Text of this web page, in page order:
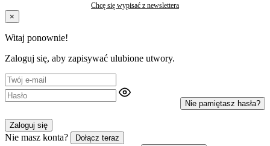
Chcę się wypisać z newslettera
×
Witaj ponownie!
Zaloguj się, aby zapisywać ulubione utwory.
Nie pamiętasz hasła?
Zaloguj się
Nie masz konta? Dołącz teraz